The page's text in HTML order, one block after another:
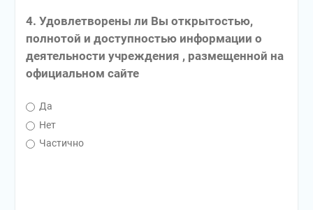
4. Удовлетворены ли Вы открытостью,
полнотой и доступностью информации о
деятельности учреждения , размещенной на
официальном сайте
Да
Нет
Частично